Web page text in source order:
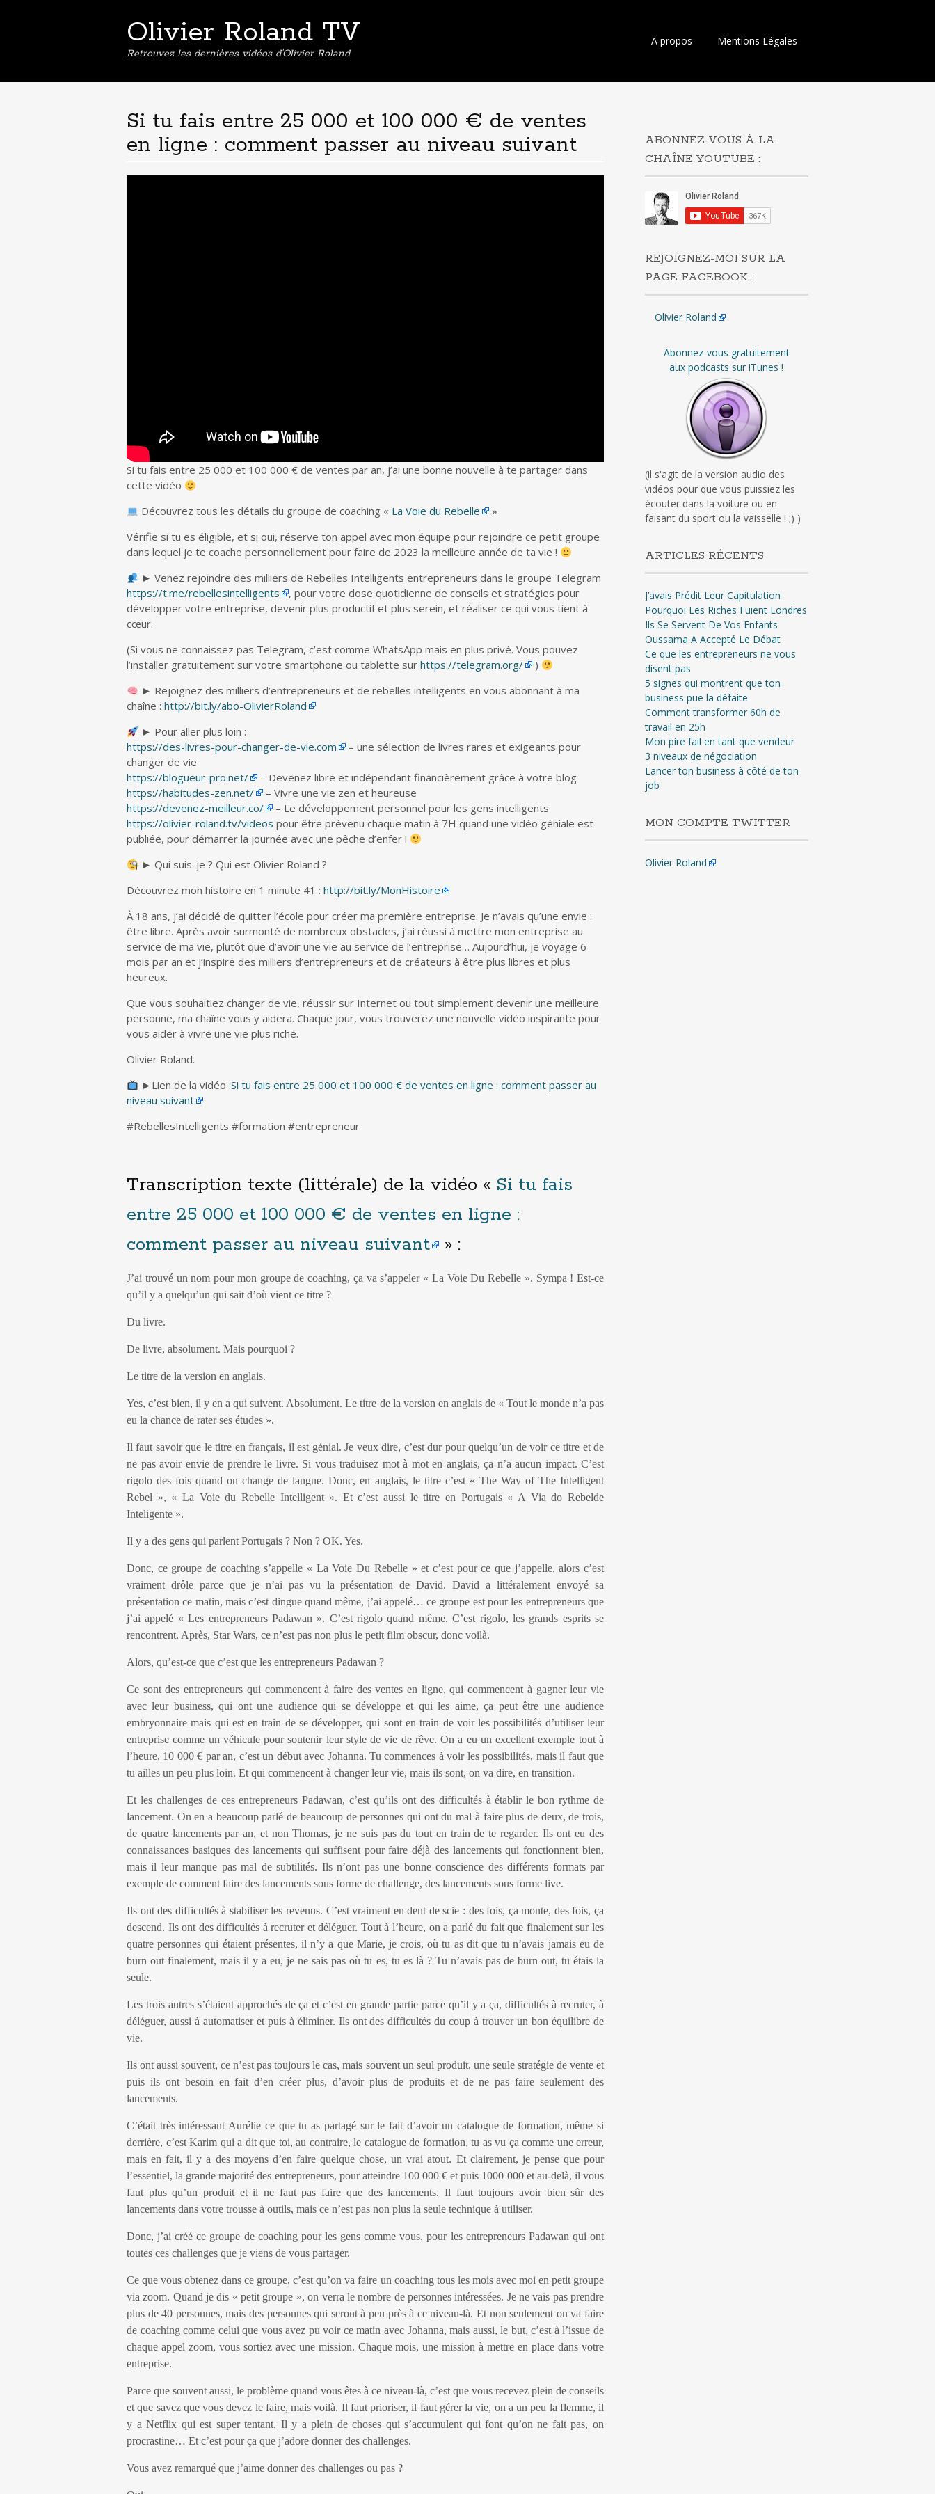
Olivier Roland TV
Retrouvez les dernières vidéos d'Olivier Roland
Aller
principal
A propos Mentions Légales
Si tu fais entre 25 000 et 100 000 € de ventes
en ligne : comment passer au niveau suivant
Si tu fais entre 25 000 et 100 000 € de ventes par an, j’ai une bonne nouvelle à te partager dans
cette vidéo
Découvrez tous les détails du groupe de coaching « La Voie du Rebelle
»
Vérifie si tu es éligible, et si oui, réserve ton appel avec mon équipe pour rejoindre ce petit groupe
dans lequel je te coache personnellement pour faire de 2023 la meilleure année de ta vie !
► Venez rejoindre des milliers de Rebelles Intelligents entrepreneurs dans le groupe Telegram
https://t.me/rebellesintelligents
, pour votre dose quotidienne de conseils et stratégies pour
développer votre entreprise, devenir plus productif et plus serein, et réaliser ce qui vous tient à
cœur.
(Si vous ne connaissez pas Telegram, c’est comme WhatsApp mais en plus privé. Vous pouvez
l’installer gratuitement sur votre smartphone ou tablette sur https://telegram.org/
)
► Rejoignez des milliers d’entrepreneurs et de rebelles intelligents en vous abonnant à ma
chaîne : http://bit.ly/abo-OlivierRoland
► Pour aller plus loin :
https://des-livres-pour-changer-de-vie.com
– une sélection de livres rares et exigeants pour
changer de vie
https://blogueur-pro.net/
– Devenez libre et indépendant financièrement grâce à votre blog
https://habitudes-zen.net/
– Vivre une vie zen et heureuse
https://devenez-meilleur.co/
– Le développement personnel pour les gens intelligents
https://olivier-roland.tv/videos pour être prévenu chaque matin à 7H quand une vidéo géniale est
publiée, pour démarrer la journée avec une pêche d’enfer !
► Qui suis-je ? Qui est Olivier Roland ?
Découvrez mon histoire en 1 minute 41 : http://bit.ly/MonHistoire
À 18 ans, j’ai décidé de quitter l’école pour créer ma première entreprise. Je n’avais qu’une envie :
être libre. Après avoir surmonté de nombreux obstacles, j’ai réussi à mettre mon entreprise au
service de ma vie, plutôt que d’avoir une vie au service de l’entreprise… Aujourd’hui, je voyage 6
mois par an et j’inspire des milliers d’entrepreneurs et de créateurs à être plus libres et plus
heureux.
Que vous souhaitiez changer de vie, réussir sur Internet ou tout simplement devenir une meilleure
personne, ma chaîne vous y aidera. Chaque jour, vous trouverez une nouvelle vidéo inspirante pour
vous aider à vivre une vie plus riche.
Olivier Roland.
►Lien de la vidéo :Si tu fais entre 25 000 et 100 000 € de ventes en ligne : comment passer au
niveau suivant
#RebellesIntelligents #formation #entrepreneur
Transcription texte (littérale) de la vidéo « Si tu fais
entre 25 000 et 100 000 € de ventes en ligne :
comment passer au niveau suivant
» :
J’ai trouvé un nom pour mon groupe de coaching, ça va s’appeler « La Voie Du Rebelle ». Sympa ! Est-ce
qu’il y a quelqu’un qui sait d’où vient ce titre ?
Du livre.
De livre, absolument. Mais pourquoi ?
Le titre de la version en anglais.
Yes, c’est bien, il y en a qui suivent. Absolument. Le titre de la version en anglais de « Tout le monde n’a pas
eu la chance de rater ses études ».
Il faut savoir que le titre en français, il est génial. Je veux dire, c’est dur pour quelqu’un de voir ce titre et de
ne pas avoir envie de prendre le livre. Si vous traduisez mot à mot en anglais, ça n’a aucun impact. C’est
rigolo des fois quand on change de langue. Donc, en anglais, le titre c’est « The Way of The Intelligent
Rebel », « La Voie du Rebelle Intelligent ». Et c’est aussi le titre en Portugais « A Via do Rebelde
Inteligente ».
Il y a des gens qui parlent Portugais ? Non ? OK. Yes.
Donc, ce groupe de coaching s’appelle « La Voie Du Rebelle » et c’est pour ce que j’appelle, alors c’est
vraiment drôle parce que je n’ai pas vu la présentation de David. David a littéralement envoyé sa
présentation ce matin, mais c’est dingue quand même, j’ai appelé… ce groupe est pour les entrepreneurs que
j’ai appelé « Les entrepreneurs Padawan ». C’est rigolo quand même. C’est rigolo, les grands esprits se
rencontrent. Après, Star Wars, ce n’est pas non plus le petit film obscur, donc voilà.
Alors, qu’est-ce que c’est que les entrepreneurs Padawan ?
Ce sont des entrepreneurs qui commencent à faire des ventes en ligne, qui commencent à gagner leur vie
avec leur business, qui ont une audience qui se développe et qui les aime, ça peut être une audience
embryonnaire mais qui est en train de se développer, qui sont en train de voir les possibilités d’utiliser leur
entreprise comme un véhicule pour soutenir leur style de vie de rêve. On a eu un excellent exemple tout à
l’heure, 10 000 € par an, c’est un début avec Johanna. Tu commences à voir les possibilités, mais il faut que
tu ailles un peu plus loin. Et qui commencent à changer leur vie, mais ils sont, on va dire, en transition.
Et les challenges de ces entrepreneurs Padawan, c’est qu’ils ont des difficultés à établir le bon rythme de
lancement. On en a beaucoup parlé de beaucoup de personnes qui ont du mal à faire plus de deux, de trois,
de quatre lancements par an, et non Thomas, je ne suis pas du tout en train de te regarder. Ils ont eu des
connaissances basiques des lancements qui suffisent pour faire déjà des lancements qui fonctionnent bien,
mais il leur manque pas mal de subtilités. Ils n’ont pas une bonne conscience des différents formats par
exemple de comment faire des lancements sous forme de challenge, des lancements sous forme live.
Ils ont des difficultés à stabiliser les revenus. C’est vraiment en dent de scie : des fois, ça monte, des fois, ça
descend. Ils ont des difficultés à recruter et déléguer. Tout à l’heure, on a parlé du fait que finalement sur les
quatre personnes qui étaient présentes, il n’y a que Marie, je crois, où tu as dit que tu n’avais jamais eu de
burn out finalement, mais il y a eu, je ne sais pas où tu es, tu es là ? Tu n’avais pas de burn out, tu étais la
seule.
Les trois autres s’étaient approchés de ça et c’est en grande partie parce qu’il y a ça, difficultés à recruter, à
déléguer, aussi à automatiser et puis à éliminer. Ils ont des difficultés du coup à trouver un bon équilibre de
vie.
Ils ont aussi souvent, ce n’est pas toujours le cas, mais souvent un seul produit, une seule stratégie de vente et
puis ils ont besoin en fait d’en créer plus, d’avoir plus de produits et de ne pas faire seulement des
lancements.
C’était très intéressant Aurélie ce que tu as partagé sur le fait d’avoir un catalogue de formation, même si
derrière, c’est Karim qui a dit que toi, au contraire, le catalogue de formation, tu as vu ça comme une erreur,
mais en fait, il y a des moyens d’en faire quelque chose, un vrai atout. Et clairement, je pense que pour
l’essentiel, la grande majorité des entrepreneurs, pour atteindre 100 000 € et puis 1000 000 et au-delà, il vous
faut plus qu’un produit et il ne faut pas faire que des lancements. Il faut toujours avoir bien sûr des
lancements dans votre trousse à outils, mais ce n’est pas non plus la seule technique à utiliser.
Donc, j’ai créé ce groupe de coaching pour les gens comme vous, pour les entrepreneurs Padawan qui ont
toutes ces challenges que je viens de vous partager.
Ce que vous obtenez dans ce groupe, c’est qu’on va faire un coaching tous les mois avec moi en petit groupe
via zoom. Quand je dis « petit groupe », on verra le nombre de personnes intéressées. Je ne vais pas prendre
plus de 40 personnes, mais des personnes qui seront à peu près à ce niveau-là. Et non seulement on va faire
de coaching comme celui que vous avez pu voir ce matin avec Johanna, mais aussi, le but, c’est à l’issue de
chaque appel zoom, vous sortiez avec une mission. Chaque mois, une mission à mettre en place dans votre
entreprise.
Parce que souvent aussi, le problème quand vous êtes à ce niveau-là, c’est que vous recevez plein de conseils
et que savez que vous devez le faire, mais voilà. Il faut prioriser, il faut gérer la vie, on a un peu la flemme, il
y a Netflix qui est super tentant. Il y a plein de choses qui s’accumulent qui font qu’on ne fait pas, on
procrastine… Et c’est pour ça que j’adore donner des challenges.
Vous avez remarqué que j’aime donner des challenges ou pas ?
ABONNEZ-VOUS À LA
CHAÎNE YOUTUBE :
REJOIGNEZ-MOI SUR LA
PAGE FACEBOOK :
Olivier Roland
Abonnez-vous gratuitement
aux podcasts sur iTunes !
(il s'agit de la version audio des
vidéos pour que vous puissiez les
écouter dans la voiture ou en
faisant du sport ou la vaisselle ! ;) )
ARTICLES RÉCENTS
J’avais Prédit Leur Capitulation
Pourquoi Les Riches Fuient Londres
Ils Se Servent De Vos Enfants
Oussama A Accepté Le Débat
Ce que les entrepreneurs ne vous
disent pas
5 signes qui montrent que ton
business pue la défaite
Comment transformer 60h de
travail en 25h
Mon pire fail en tant que vendeur
3 niveaux de négociation
Lancer ton business à côté de ton
job
MON COMPTE TWITTER
Olivier Roland